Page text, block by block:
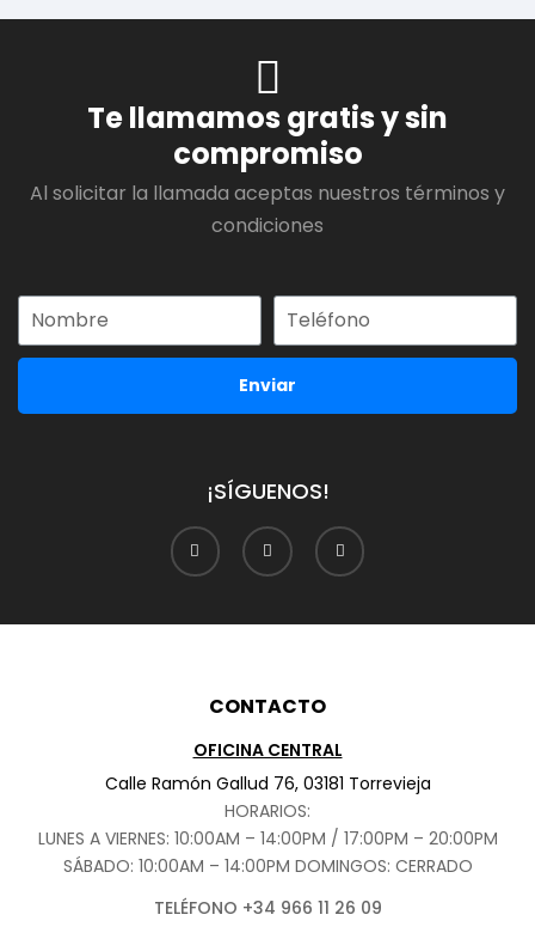
Te llamamos gratis y sin
compromiso
Al solicitar la llamada aceptas nuestros términos y
condiciones
Enviar
¡SÍGUENOS!
CONTACTO
OFICINA CENTRAL
Calle Ramón Gallud 76, 03181 Torrevieja
HORARIOS:
LUNES A VIERNES: 10:00AM – 14:00PM / 17:00PM – 20:00PM
SÁBADO: 10:00AM – 14:00PM DOMINGOS: CERRADO
TELÉFONO +34 966 11 26 09